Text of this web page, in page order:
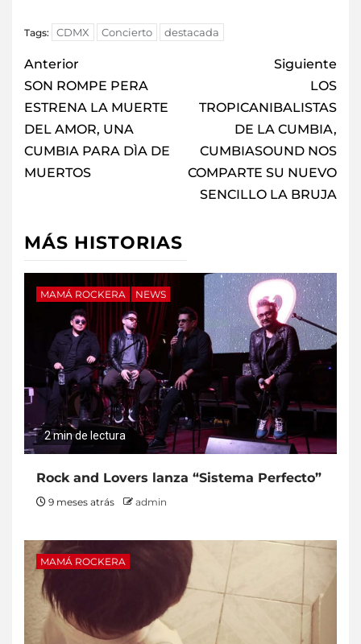
Tags: CDMX Concierto destacada
Anterior
SON ROMPE PERA
ESTRENA LA MUERTE
DEL AMOR, UNA
CUMBIA PARA DÌA DE
MUERTOS
Siguiente
LOS
TROPICANIBALISTAS
DE LA CUMBIA,
CUMBIASOUND NOS
COMPARTE SU NUEVO
SENCILLO LA BRUJA
MÁS HISTORIAS
MAMÁ ROCKERA NEWS
2 min de lectura
Rock and Lovers lanza “Sistema Perfecto”
9 meses atrás admin
MAMÁ ROCKERA